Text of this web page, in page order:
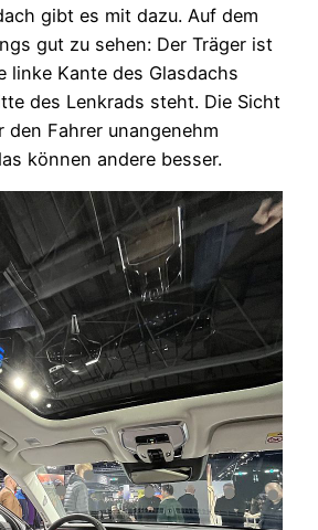
gibt es mit dazu. Auf dem
gut zu sehen: Der Träger ist
linke Kante des Glasdachs
des Lenkrads steht. Die Sicht
Fahrer unangenehm
können andere besser.